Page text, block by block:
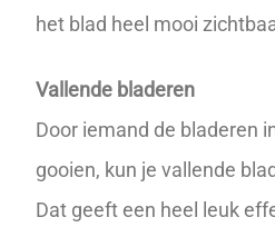
het blad heel mooi
Vallende bladeren
Door iemand de bladeren
gooien, kun je vallende
Dat geeft een heel leuk